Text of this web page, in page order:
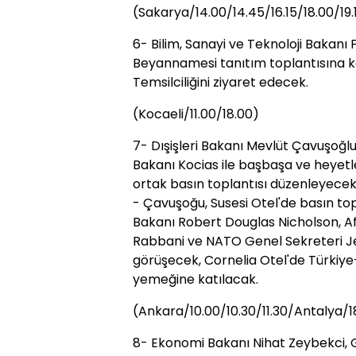
(Sakarya/14.00/14.45/16.15/18.00/
6- Bilim, Sanayi ve Teknoloji Bakanı
Beyannamesi tanıtım
Temsilciliğini ziyaret edecek.
(Kocaeli/11.00/18.00)
7- Dışişleri Bakanı Mevlüt
Bakanı Kocias ile başbaşa ve
ortak basın toplantısı
- Çavuşoğu, Susesi Otel'de basın
Bakanı Robert Douglas Nicholson,
Rabbani ve NATO Genel Sekreteri
görüşecek, Cornelia Otel'de
yemeğine katılacak.
(Ankara/10.00/10.30/11.30/Antalya/
8- Ekonomi Bakanı Nihat Zeybekci,